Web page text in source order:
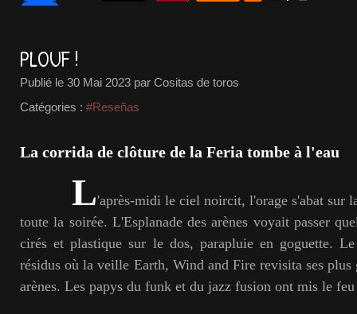
PLOUF !
Publié le 30 Mai 2023 par Cositas de toros
Catégories : #Reseñas
La corrida de clôture de la Feria tombe à l'eau
L'après-midi le ciel noircit, l'orage s'abat sur
toute la soirée. L'Esplanade des arènes voyait passer
cirés et plastique sur le dos, parapluie en goguette.
résidus où la veille Earth, Wind and Fire revisita ses plus
arènes. Les papys du funk et du jazz fusion ont mis le